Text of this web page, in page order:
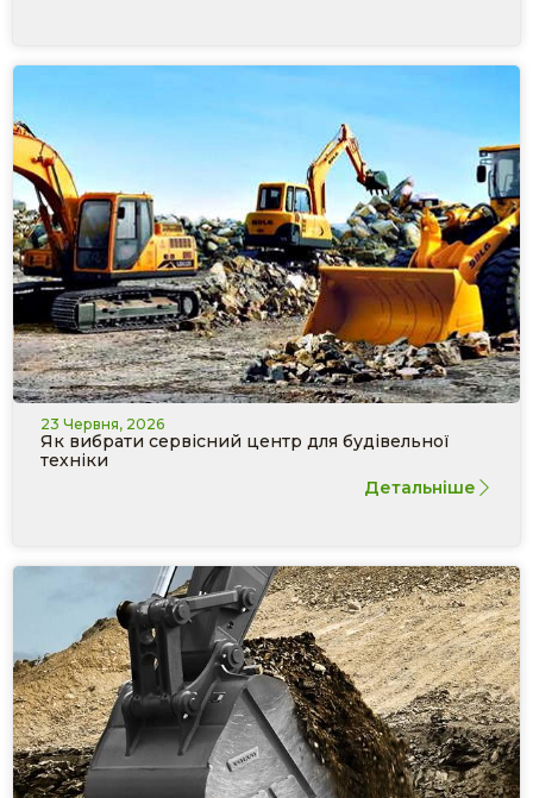
23 Червня, 2026
Як вибрати сервісний центр для будівельної
техніки
Детальніше